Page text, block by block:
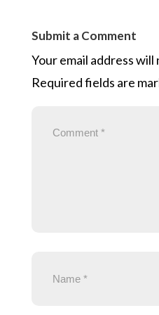
Submit a Comment
Your email address
Required fields are